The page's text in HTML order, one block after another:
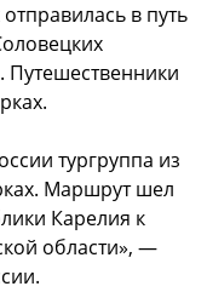
в путь
Путешественники
тургруппа из
Маршрут шел
Карелия к
области», —